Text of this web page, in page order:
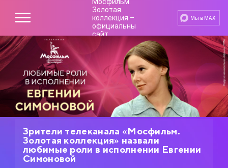
Мы в MAX
Зрители телеканала «Мосфильм.
Золотая коллекция» назвали
любимые роли в исполнении Евгении
Симоновой